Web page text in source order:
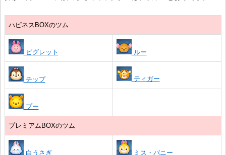
ハピネスBOXのツム
ピグレット ルー
チップ ティガー
プー
プレミアムBOXのツム
白うさぎ ミス・バニー